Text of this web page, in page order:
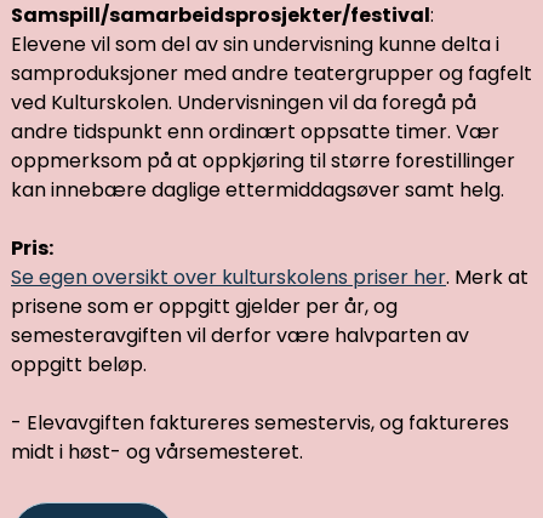
Samspill/samarbeidsprosjekter/festival:
Elevene vil som del av sin undervisning kunne delta i
samproduksjoner med andre teatergrupper og fagfelt
ved Kulturskolen. Undervisningen vil da foregå på
andre tidspunkt enn ordinært oppsatte timer. Vær
oppmerksom på at oppkjøring til større forestillinger
kan innebære daglige ettermiddagsøver samt helg.
Pris:
Se egen oversikt over kulturskolens priser her. Merk at
prisene som er oppgitt gjelder per år, og
semesteravgiften vil derfor være halvparten av
oppgitt beløp.
- Elevavgiften faktureres semestervis, og faktureres
midt i høst- og vårsemesteret.